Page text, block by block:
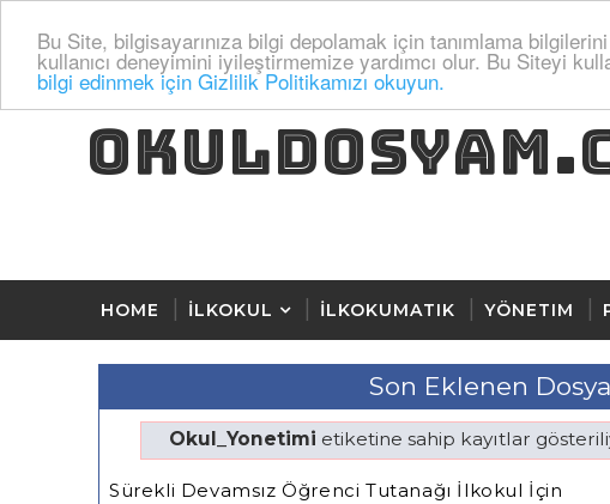
Bu Site, bilgisayarınıza bilgi depolamak için tanımlama
kullanıcı deneyimini iyileştirmemize yardımcı olur. Bu Siteyi
bilgi edinmek için Gizlilik Politikamızı okuyun.
HOME İLKOKUL İLKOKUMATIK YÖNETIM
Son Eklenen
Okul_Yonetimi etiketine sahip kayıtlar
Sürekli Devamsız Öğrenci Tutanağı İlkokul İçin